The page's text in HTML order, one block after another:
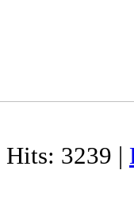
| Hits: 3239 |